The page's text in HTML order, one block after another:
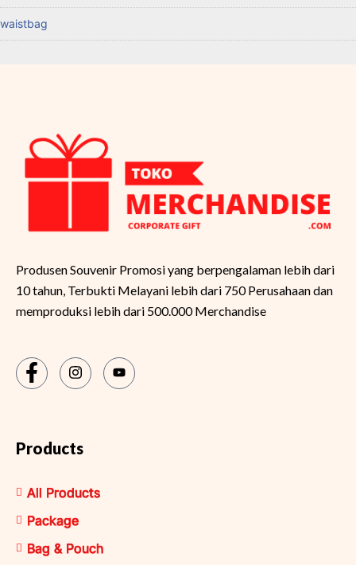
waistbag
Produsen Souvenir Promosi yang berpengalaman lebih dari
10 tahun, Terbukti Melayani lebih dari 750 Perusahaan dan
memproduksi lebih dari 500.000 Merchandise
Products
All Products
Package
Bag & Pouch